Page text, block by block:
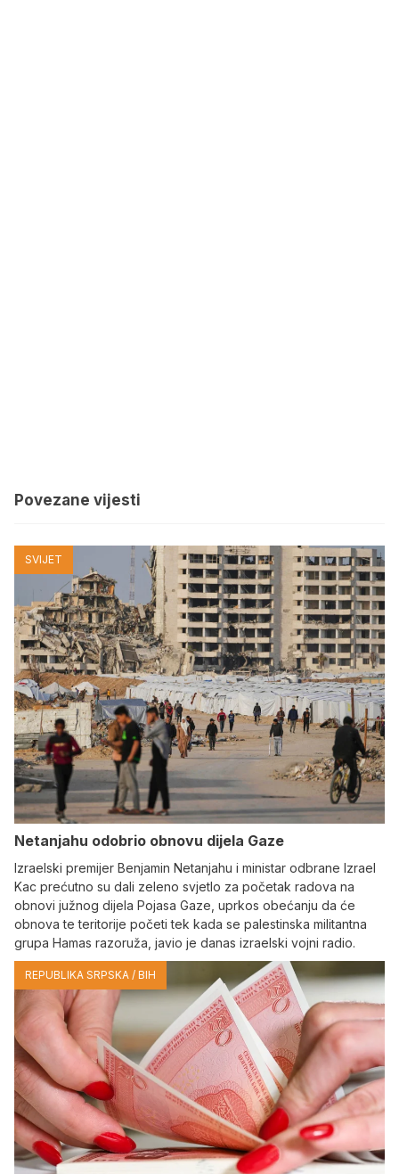
Povezane vijesti
SVIJET
Netanjahu odobrio obnovu dijela Gaze
Izraelski premijer Benjamin Netanjahu i ministar odbrane Izrael
Kac prećutno su dali zeleno svjetlo za početak radova na
obnovi južnog dijela Pojasa Gaze, uprkos obećanju da će
obnova te teritorije početi tek kada se palestinska militantna
grupa Hamas razoruža, javio je danas izraelski vojni radio.
REPUBLIKA SRPSKA / BIH